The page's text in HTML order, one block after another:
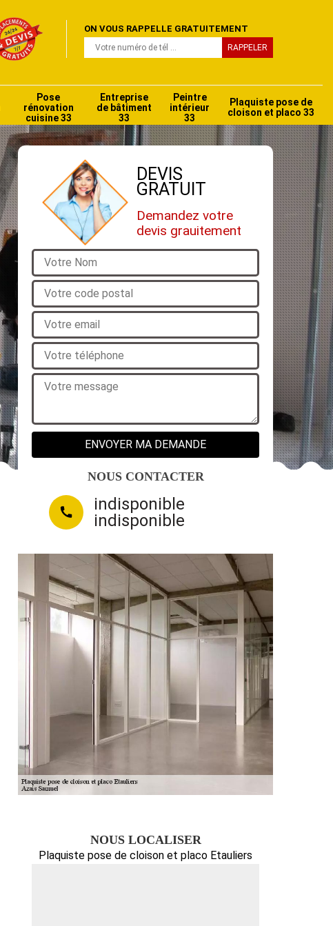
ON VOUS RAPPELLE GRATUITEMENT
Pose
rénovation
cuisine 33
Entreprise
de bâtiment
33
Peintre
intérieur
33
Plaquiste pose de
cloison et placo 33
DEVIS
GRATUIT
Demandez votre
devis grauitement
NOUS CONTACTER
indisponible
indisponible
NOUS LOCALISER
Plaquiste pose de cloison et placo Etauliers